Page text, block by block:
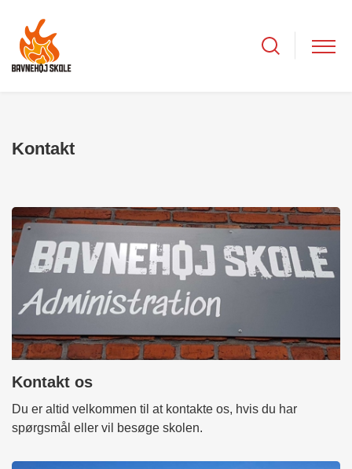
Kontakt
Kontakt os
Du er altid velkommen til at kontakte os, hvis du har
spørgsmål eller vil besøge skolen.